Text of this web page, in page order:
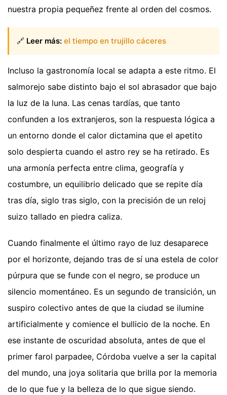
nuestra propia pequeñez frente al orden del cosmos.
🔗 Leer más: el tiempo en trujillo cáceres
Incluso la gastronomía local se adapta a este ritmo. El
salmorejo sabe distinto bajo el sol abrasador que bajo
la luz de la luna. Las cenas tardías, que tanto
confunden a los extranjeros, son la respuesta lógica a
un entorno donde el calor dictamina que el apetito
solo despierta cuando el astro rey se ha retirado. Es
una armonía perfecta entre clima, geografía y
costumbre, un equilibrio delicado que se repite día
tras día, siglo tras siglo, con la precisión de un reloj
suizo tallado en piedra caliza.
Cuando finalmente el último rayo de luz desaparece
por el horizonte, dejando tras de sí una estela de color
púrpura que se funde con el negro, se produce un
silencio momentáneo. Es un segundo de transición, un
suspiro colectivo antes de que la ciudad se ilumine
artificialmente y comience el bullicio de la noche. En
ese instante de oscuridad absoluta, antes de que el
primer farol parpadee, Córdoba vuelve a ser la capital
del mundo, una joya solitaria que brilla por la memoria
de lo que fue y la belleza de lo que sigue siendo.